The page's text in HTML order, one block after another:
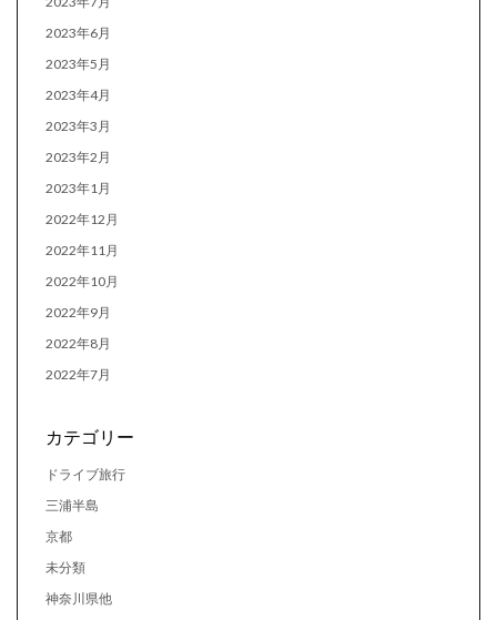
2023年6月
2023年5月
2023年4月
2023年3月
2023年2月
2023年1月
2022年12月
2022年11月
2022年10月
2022年9月
2022年8月
2022年7月
カテゴリー
ドライブ旅行
三浦半島
京都
未分類
神奈川県他